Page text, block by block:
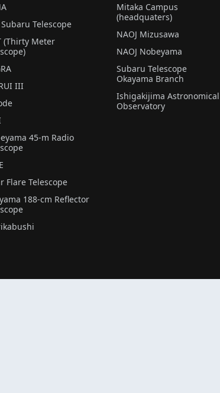
Telescope
(Thirty Meter
III
45-m Radio
Flare Telescope
188-cm Reflector
Mitaka Campus
(headquaters)
NAOJ Mizusawa
NAOJ Nobeyama
Subaru Telescope
Okayama Branch
Ishigakijima Astronomical
Observatory